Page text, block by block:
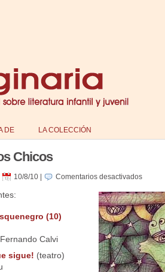
DE LA COLECCIÓN
Chicos
10/8/10| Comentarios desactivadosen
Biblio
de
los
Chicos
(10)
Calvi
sigue! (teatro)